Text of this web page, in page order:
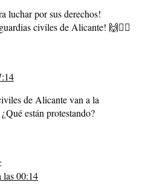
luchar por sus derechos!
civiles de Alicante! 🙌👮‍♂️
de Alicante van a la
están protestando?
las 00:14